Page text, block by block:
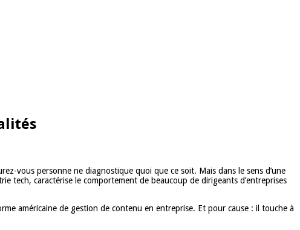
vous personne ne diagnostique quoi que ce soit. Mais dans le sens d’une
tech, caractérise le comportement de beaucoup de dirigeants d’entreprises
américaine de gestion de contenu en entreprise. Et pour cause : il touche à